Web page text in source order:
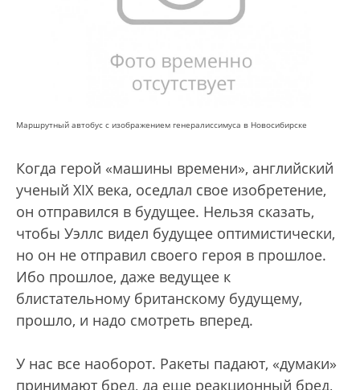
Маршрутный автобус с изображением генералиссимуса в Новосибирске
Когда герой «машины времени», английский
ученый XIX века, оседлал свое изобретение,
он отправился в будущее. Нельзя сказать,
чтобы Уэллс видел будущее оптимистически,
но он не отправил своего героя в прошлое.
Ибо прошлое, даже ведущее к
блистательному британскому будущему,
прошло, и надо смотреть вперед.
У нас все наоборот. Ракеты падают, «думаки»
принимают бред, да еще реакционный бред,